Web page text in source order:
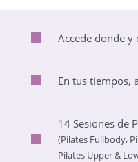
Accede donde y
En tus tiempos,
14 Sesiones de
(Pilates Fullbody,
Pilates Upper &